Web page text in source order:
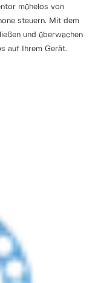
mühelos von
steuern. Mit dem
und überwachen
auf Ihrem Gerät.
nach Hause
ist nicht mehr